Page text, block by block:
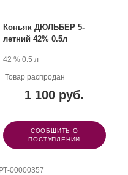
Коньяк ДЮЛЬБЕР 5-
летний 42% 0.5л
Производитель:
компаний
.Крепость
42 %. Объем
0.5 л
1 100 руб.
Товар распродан
СООБЩИТЬ О
ПОСТУПЛЕНИИ
РТ-00000357